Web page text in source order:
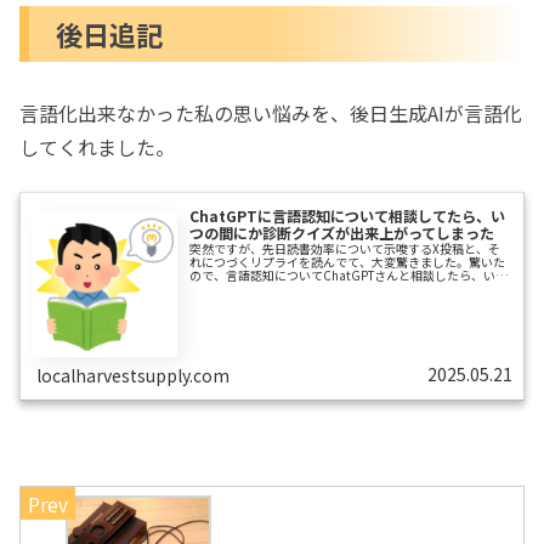
後日追記
言語化出来なかった私の思い悩みを、後日生成AIが言語化
してくれました。
ChatGPTに言語認知について相談してたら、い
つの間にか診断クイズが出来上がってしまった
突然ですが、先日読書効率について示唆するX投稿と、そ
れにつづくリプライを読んでて、大変驚きました。驚いた
ので、言語認知についてChatGPTさんと相談したら、いつ
「意味優先」かの診断だけにも使...
localharvestsupply.com 2025.05.21